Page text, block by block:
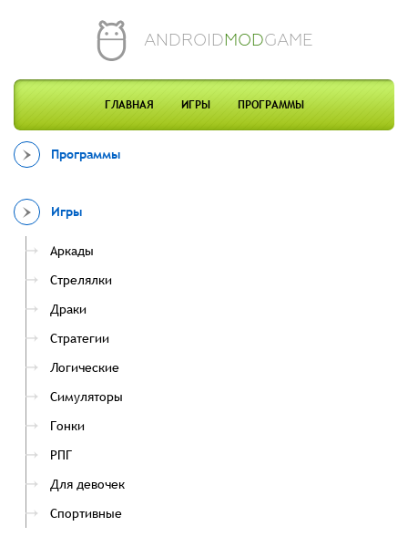
ANDROIDMODGAME
ГЛАВНАЯ ИГРЫ ПРОГРАММЫ
Программы
Игры
Аркады
Стрелялки
Драки
Стратегии
Логические
Симуляторы
Гонки
РПГ
Для девочек
Спортивные